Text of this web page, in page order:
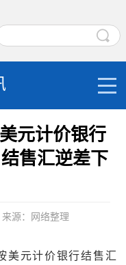
元计价银行
售汇逆差下
来源：网络整理
美元计价银行结售汇